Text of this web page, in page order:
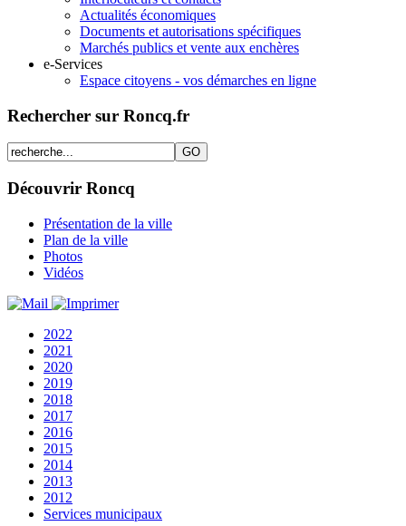
Actualités économiques
Documents et autorisations spécifiques
Marchés publics et vente aux enchères
e-Services
Espace citoyens - vos démarches en ligne
Rechercher sur Roncq.fr
Découvrir Roncq
Présentation de la ville
Plan de la ville
Photos
Vidéos
2022
2021
2020
2019
2018
2017
2016
2015
2014
2013
2012
Services municipaux